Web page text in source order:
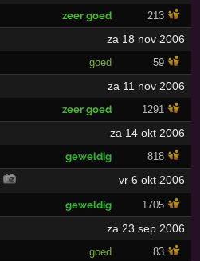
zeer goed 213
za 18 nov 2006
goed 59
za 11 nov 2006
zeer goed 1291
za 14 okt 2006
geweldig 818
vr 6 okt 2006
geweldig 1705
za 23 sep 2006
goed 83